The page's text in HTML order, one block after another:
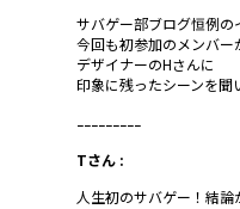
サバゲー部ブログ恒例の
今回も初参加のメンバー
デザイナーのHさんに
印象に残ったシーンを聞
ｰｰｰｰｰｰｰｰｰ
Tさん :
人生初のサバゲー！結論